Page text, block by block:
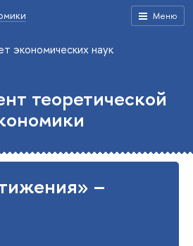
Меню
экономических наук
теоретической
–